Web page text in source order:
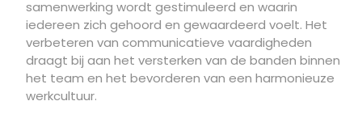
samenwerking wordt gestimuleerd en waarin
iedereen zich gehoord en gewaardeerd voelt. Het
verbeteren van communicatieve vaardigheden
draagt bij aan het versterken van de banden binnen
het team en het bevorderen van een harmonieuze
werkcultuur.